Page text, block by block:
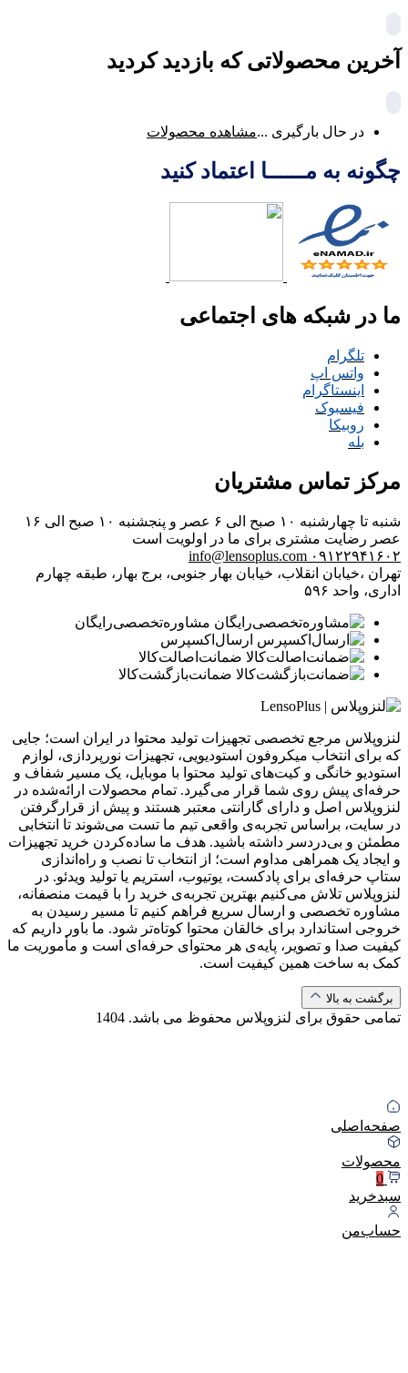
آخرین محصولاتی که بازدید کردید
در حال بارگیری ...مشاهده محصولات
چگونه به مــــــا اعتماد کنید
ما در شبکه های اجتماعی
تلگرام
واتس اپ
اینستاگرام
فیسبوک
روبیکا
بله
مرکز تماس مشتریان
شنبه تا چهارشنبه ۱۰ صبح الی ۶ عصر و پنجشنبه ۱۰ صبح الی ۱۶
عصر رضایت مشتری برای ما در اولویت است
۰۹۱۲۲۹۴۱۶۰۲ info@lensoplus.com
تهران ،خیابان انقلاب، خیابان بهار جنوبی، برج بهار، طبقه چهارم
اداری، واحد ۵۹۶
مشاوره‌تخصصی‌رایگان
ارسال‌اکسپرس
ضمانت‌اصالت‌کالا
ضمانت‌بازگشت‌کالا
لنزوپلاس مرجع تخصصی تجهیزات تولید محتوا در ایران است؛ جایی
که برای انتخاب میکروفون استودیویی، تجهیزات نورپردازی، لوازم
استودیو خانگی و کیت‌های تولید محتوا با موبایل، یک مسیر شفاف و
حرفه‌ای پیش روی شما قرار می‌گیرد. تمام محصولات ارائه‌شده در
لنزوپلاس اصل و دارای گارانتی معتبر هستند و پیش از قرارگرفتن
در سایت، براساس تجربه‌ی واقعی تیم ما تست می‌شوند تا انتخابی
مطمئن و بی‌دردسر داشته باشید. هدف ما ساده‌کردن خرید تجهیزات
و ایجاد یک همراهی مداوم است؛ از انتخاب تا نصب و راه‌اندازی
ستاپ حرفه‌ای برای پادکست، یوتیوب، استریم یا تولید ویدئو. در
لنزوپلاس تلاش می‌کنیم بهترین تجربه‌ی خرید را با قیمت منصفانه،
مشاوره تخصصی و ارسال سریع فراهم کنیم تا مسیر رسیدن به
خروجی استاندارد برای خالقان محتوا کوتاه‌تر شود. ما باور داریم که
کیفیت صدا و تصویر، پایه‌ی هر محتوای حرفه‌ای است و مأموریت ما
کمک به ساخت همین کیفیت است.
برگشت به بالا
تمامی حقوق برای لنزوپلاس محفوظ می باشد. 1404
صفحه‌اصلی
محصولات
0
سبد‌خرید
حساب‌من